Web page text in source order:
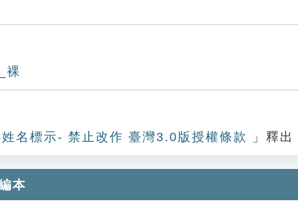
裸
名標示- 禁止改作 臺灣3.0版授權條款 」釋出
本